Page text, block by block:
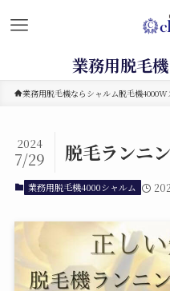
業務用脱毛
業務用脱毛機ならシャルム脱毛機
脱毛ランニ
2024
7/29
業務用脱毛機4000シャルム